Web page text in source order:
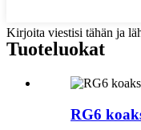
Kirjoita viestisi tähän ja
Tuoteluokat
RG6